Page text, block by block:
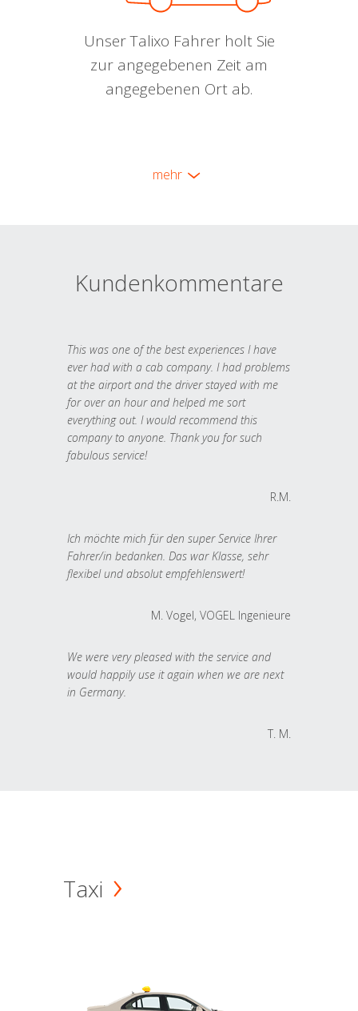
Unser Talixo Fahrer holt Sie
zur angegebenen Zeit am
angegebenen Ort ab.
mehr
Kundenkommentare
This was one of the best experiences I have
ever had with a cab company. I had problems
at the airport and the driver stayed with me
for over an hour and helped me sort
everything out. I would recommend this
company to anyone. Thank you for such
fabulous service!
R.M.
Ich möchte mich für den super Service Ihrer
Fahrer/in bedanken. Das war Klasse, sehr
flexibel und absolut empfehlenswert!
M. Vogel, VOGEL Ingenieure
We were very pleased with the service and
would happily use it again when we are next
in Germany.
T. M.
Taxi